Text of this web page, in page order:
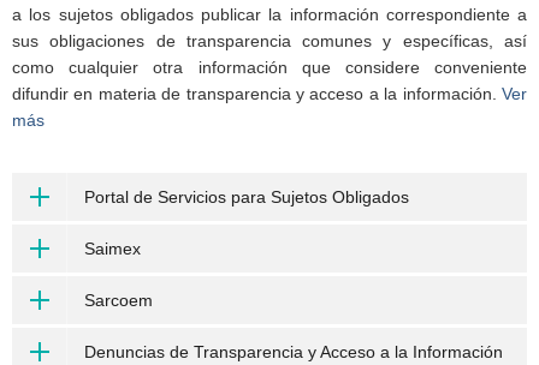
a los sujetos obligados publicar la información correspondiente a
sus obligaciones de transparencia comunes y específicas, así
como cualquier otra información que considere conveniente
difundir en materia de transparencia y acceso a la información. Ver
más
Portal de Servicios para Sujetos Obligados
Saimex
Sarcoem
Denuncias de Transparencia y Acceso a la Información